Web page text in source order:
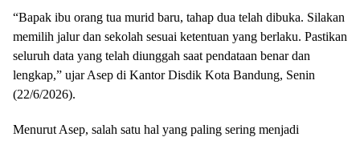
“Bapak ibu orang tua murid baru, tahap dua telah dibuka. Silakan
memilih jalur dan sekolah sesuai ketentuan yang berlaku. Pastikan
seluruh data yang telah diunggah saat pendataan benar dan
lengkap,” ujar Asep di Kantor Disdik Kota Bandung, Senin
(22/6/2026).
Menurut Asep, salah satu hal yang paling sering menjadi